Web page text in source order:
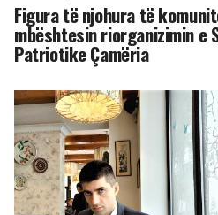
Figura të njohura të
mbështesin riorganizimin e
Patriotike Çamëria